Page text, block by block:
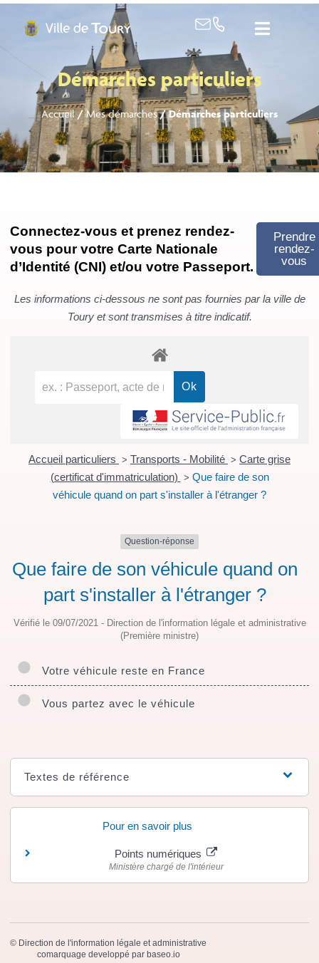
Démarches particuliers
Accueil/Mes démarches/Démarches particuliers
Connectez-vous et prenez rendez-
vous pour votre Carte Nationale
d’Identité (CNI) et/ou votre Passeport.
Prendre
rendez-
vous
Les informations ci-dessous ne sont pas fournies par la ville de
Toury et sont transmises à titre indicatif.
Accueil particuliers > Transports - Mobilité > Carte grise
(certificat d'immatriculation) > Que faire de son
véhicule quand on part s'installer à l'étranger ?
Question-réponse
Que faire de son véhicule quand on
part s'installer à l'étranger ?
Vérifié le 09/07/2021 - Direction de l'information légale et administrative
(Première ministre)
Votre véhicule reste en France
Vous partez avec le véhicule
Textes de référence
Pour en savoir plus
Points numériques
Ministère chargé de l'intérieur
© Direction de l'information légale et administrative
comarquage developpé par baseo.io